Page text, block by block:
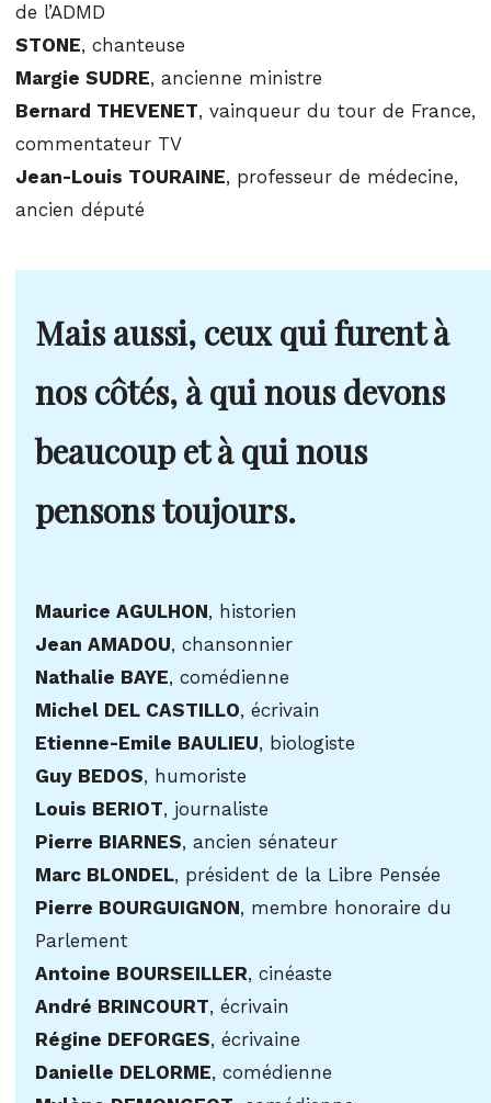
de l’ADMD
STONE, chanteuse
Margie SUDRE, ancienne ministre
Bernard THEVENET, vainqueur du tour de France,
commentateur TV
Jean-Louis TOURAINE, professeur de médecine,
ancien député
Mais aussi, ceux qui furent à
nos côtés, à qui nous devons
beaucoup et à qui nous
pensons toujours.
Maurice AGULHON, historien
Jean AMADOU, chansonnier
Nathalie BAYE, comédienne
Michel DEL CASTILLO, écrivain
Etienne-Emile BAULIEU, biologiste
Guy BEDOS, humoriste
Louis BERIOT, journaliste
Pierre BIARNES, ancien sénateur
Marc BLONDEL, président de la Libre Pensée
Pierre BOURGUIGNON, membre honoraire du
Parlement
Antoine BOURSEILLER, cinéaste
André BRINCOURT, écrivain
Régine DEFORGES, écrivaine
Danielle DELORME, comédienne